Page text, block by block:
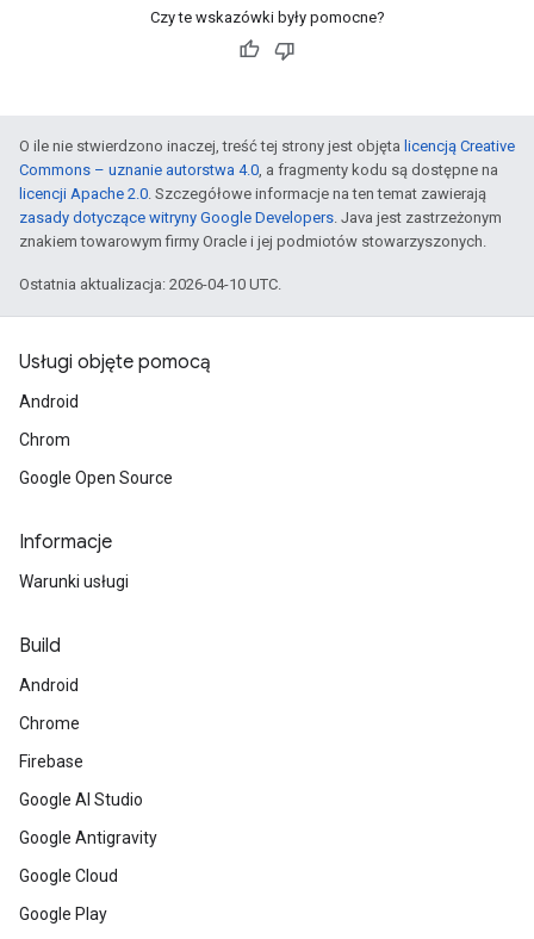
Czy te wskazówki były pomocne?
O ile nie stwierdzono inaczej, treść tej strony jest objęta licencją Creative
Commons – uznanie autorstwa 4.0, a fragmenty kodu są dostępne na
licencji Apache 2.0. Szczegółowe informacje na ten temat zawierają
zasady dotyczące witryny Google Developers. Java jest zastrzeżonym
znakiem towarowym firmy Oracle i jej podmiotów stowarzyszonych.
Ostatnia aktualizacja: 2026-04-10 UTC.
Usługi objęte pomocą
Android
Chrom
Google Open Source
Informacje
Warunki usługi
Build
Android
Chrome
Firebase
Google AI Studio
Google Antigravity
Google Cloud
Google Play